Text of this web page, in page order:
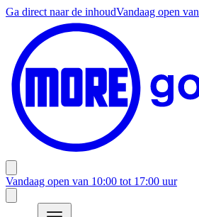
Ga direct naar de inhoudVandaag open van
Vandaag open van 10:00 tot 17:00 uur